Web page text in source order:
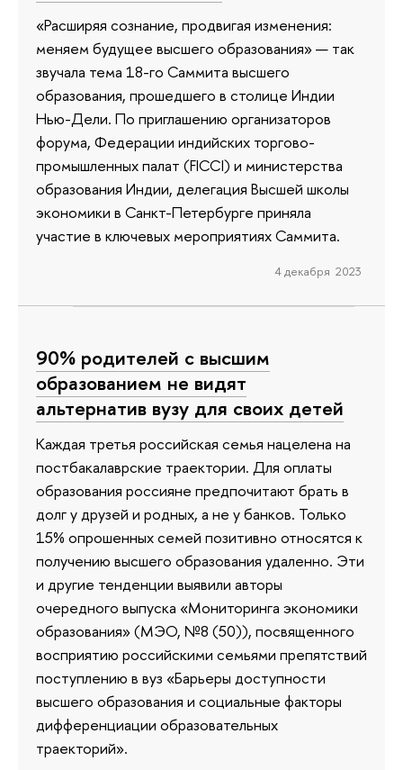
«Расширяя сознание, продвигая изменения:
меняем будущее высшего образования» — так
звучала тема 18-го Саммита высшего
образования, прошедшего в столице Индии
Нью-Дели. По приглашению организаторов
форума, Федерации индийских торгово-
промышленных палат (FICCI) и министерства
образования Индии, делегация Высшей школы
экономики в Санкт-Петербурге приняла
участие в ключевых мероприятиях Саммита.
4 декабря 2023
90% родителей с высшим
образованием не видят
альтернатив вузу для своих детей
Каждая третья российская семья нацелена на
постбакалаврские траектории. Для оплаты
образования россияне предпочитают брать в
долг у друзей и родных, а не у банков. Только
15% опрошенных семей позитивно относятся к
получению высшего образования удаленно. Эти
и другие тенденции выявили авторы
очередного выпуска «Мониторинга экономики
образования» (МЭО, №8 (50)), посвященного
восприятию российскими семьями препятствий
поступлению в вуз «Барьеры доступности
высшего образования и социальные факторы
дифференциации образовательных
траекторий».